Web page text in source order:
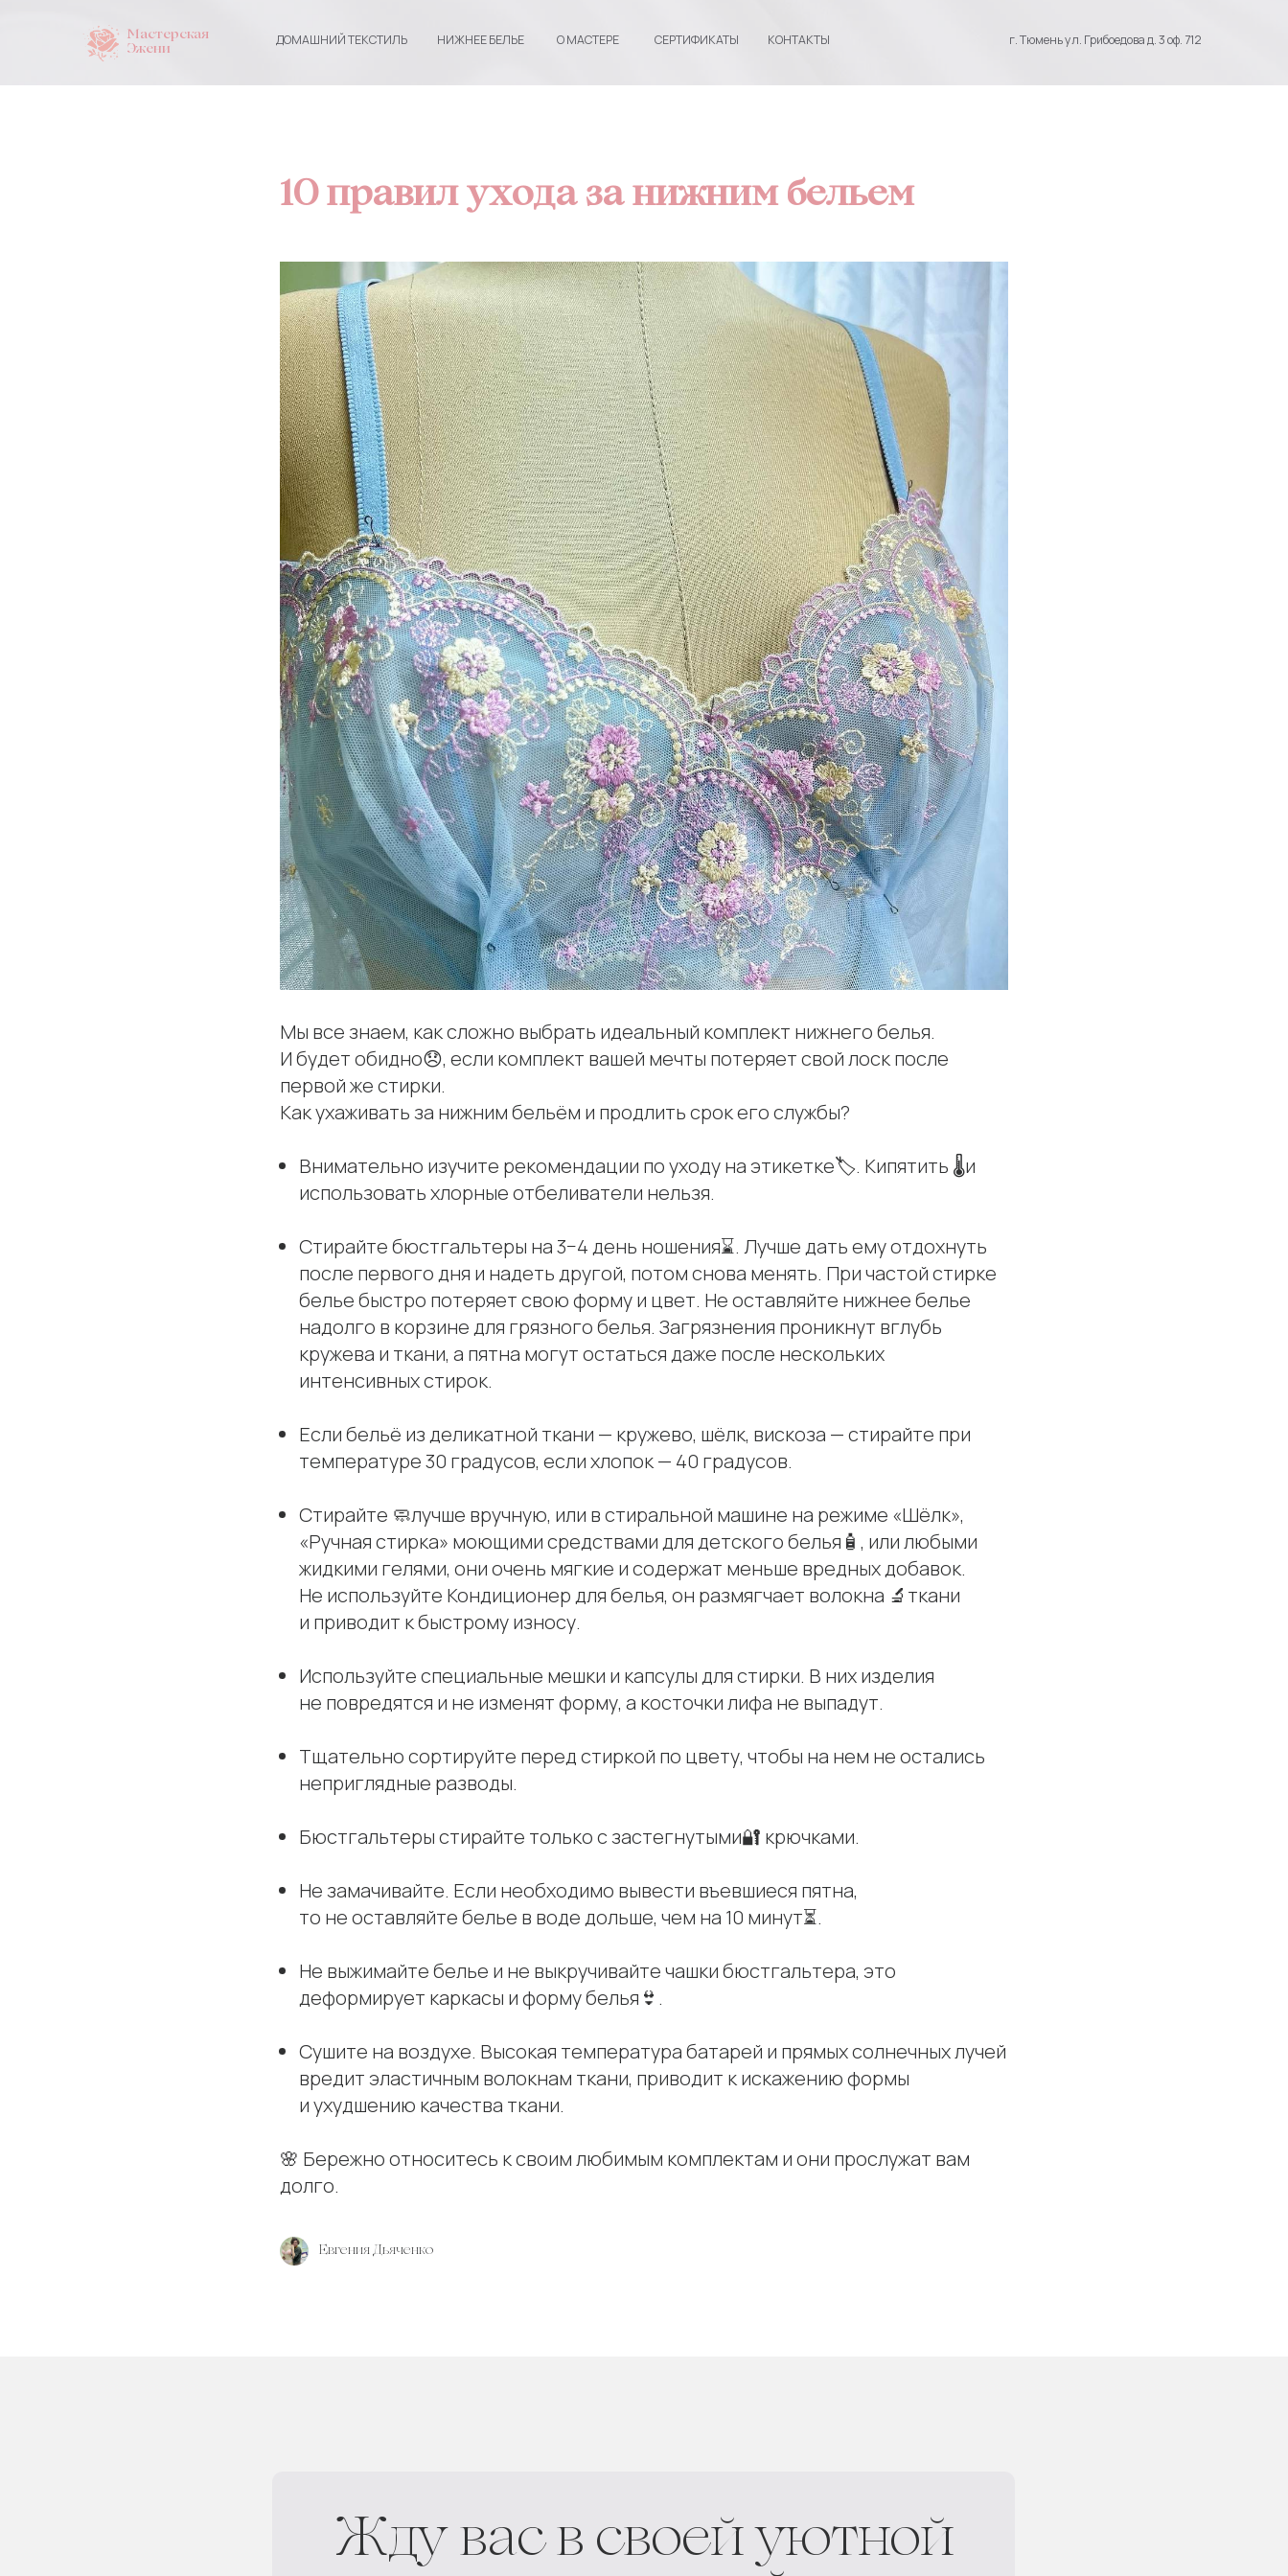
г. Тюмень ул. Грибоедова д. 3 оф. 712
КОНТАКТЫ
СЕРТИФИКАТЫ
О МАСТЕРЕ
НИЖНЕЕ БЕЛЬЕ
ДОМАШНИЙ ТЕКСТИЛЬ
Мастерская
Эжени
10 правил ухода за нижним бельем
Мы все знаем, как сложно выбрать идеальный комплект нижнего белья.
И будет обидно😞, если комплект вашей мечты потеряет свой лоск после
первой же стирки.
Как ухаживать за нижним бельём и продлить срок его службы?
Внимательно изучите рекомендации по уходу на этикетке🏷️. Кипятить 🌡️и
использовать хлорные отбеливатели нельзя.
Стирайте бюстгальтеры на 3−4 день ношения⌛️. Лучше дать ему отдохнуть
после первого дня и надеть другой, потом снова менять. При частой стирке
белье быстро потеряет свою форму и цвет. Не оставляйте нижнее белье
надолго в корзине для грязного белья. Загрязнения проникнут вглубь
кружева и ткани, а пятна могут остаться даже после нескольких
интенсивных стирок.
Если бельё из деликатной ткани — кружево, шёлк, вискоза — стирайте при
температуре 30 градусов, если хлопок — 40 градусов.
Стирайте 🧼лучше вручную, или в стиральной машине на режиме «Шёлк»,
«Ручная стирка» моющими средствами для детского белья🧴, или любыми
жидкими гелями, они очень мягкие и содержат меньше вредных добавок.
Не используйте Кондиционер для белья, он размягчает волокна 🔬ткани
и приводит к быстрому износу.
Используйте специальные мешки и капсулы для стирки. В них изделия
не повредятся и не изменят форму, а косточки лифа не выпадут.
Тщательно сортируйте перед стиркой по цвету, чтобы на нем не остались
неприглядные разводы.
Бюстгальтеры стирайте только с застегнутыми🔐 крючками.
Не замачивайте. Если необходимо вывести въевшиеся пятна,
то не оставляйте белье в воде дольше, чем на 10 минут⏳.
Не выжимайте белье и не выкручивайте чашки бюстгальтера, это
деформирует каркасы и форму белья👙.
Сушите на воздухе. Высокая температура батарей и прямых солнечных лучей
вредит эластичным волокнам ткани, приводит к искажению формы
и ухудшению качества ткани.
🌸 Бережно относитесь к своим любимым комплектам и они прослужат вам
долго.
Евгения Дьяченко
Жду вас в своей уютной